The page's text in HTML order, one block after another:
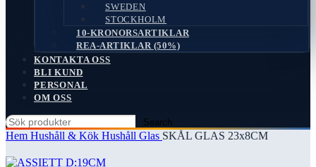
SWEDEN
STOCKHOLM
10-KRONORSARTIKLAR
REA-ARTIKLAR (50%)
KONTAKTA OSS
BLI KUND
PERSONAL
OM OSS
Search
Hem Hushåll & Kök Hushåll Glas SKÅL GLAS 23x8CM